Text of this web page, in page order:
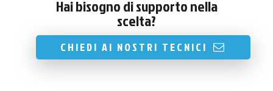
Hai bisogno di supporto nella
scelta?
CHIEDI AI NOSTRI TECNICI